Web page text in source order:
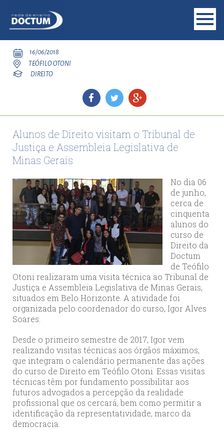
16/06/2018
TEÓFILO OTONI
DIREITO
Alunos de Direito visitam o Tribunal de
Justiça e Assembleia Legislativa de
Minas Gerais
No dia 06
de junho,
cerca de
cinquenta
alunos do
curso de
Direito da
Doctum
de Teófilo
Otoni realizaram uma visita técnica ao Tribunal de
Justiça e Assembleia Legislativa de Minas Gerais,
situados em Belo Horizonte. A atividade foi
organizada pelo coordenador do curso, Igor Alves
Soares.
Desde o primeiro semestre de 2017, Igor vem
realizando visitas técnicas aos órgãos máximos,
que integram o calendário permanente das ações
do curso de Direito em Teófilo Otoni. Essas visitas
técnicas têm por fundamento possibilitar aos
futuros advogados a percepção da realidade
profissional que os cercará, bem como permitir a
identificação da representatividade, marco da
democracia.